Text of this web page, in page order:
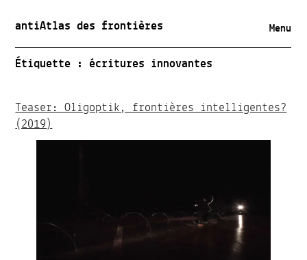
antiAtlas des frontières Menu
Étiquette :écritures innovantes
Teaser: Oligoptik, frontières intelligentes?
(2019)